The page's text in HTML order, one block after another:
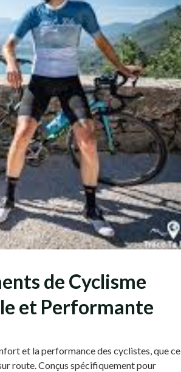
de Cyclisme
et Performante
et la performance des cyclistes, que ce
route. Conçus spécifiquement pour